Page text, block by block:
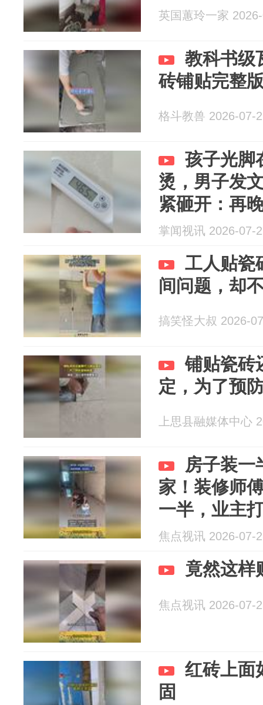
英国蕙玲一家
教科书级
砖铺贴完整
格斗教兽 2026-07-
孩子光脚
烫，男子发
紧砸开：再
掌闻视讯 2026-07-
工人贴瓷
间问题，却
搞笑怪大叔 2026-
铺贴瓷砖
定，为了预
上思县融媒体中心
房子装一
家！装修师
一半，业主
损失几万元
焦点视讯 2026-07-
竟然这样
焦点视讯 2026-07-
红砖上面
固